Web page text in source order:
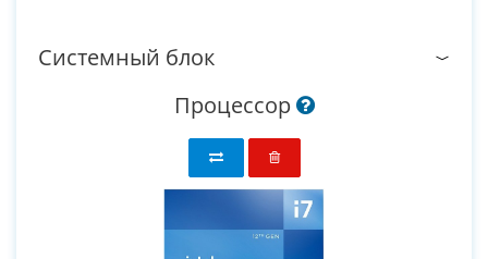
Системный блок
Процессор